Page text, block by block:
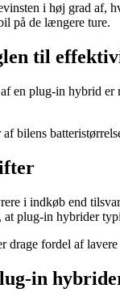
i høj grad af,
på de længere ture.
til
en plug-in hybrid er
bilens
i indkøb end
plug-in hybrider
drage fordel af
in